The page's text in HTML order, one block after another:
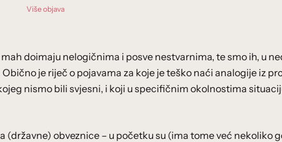
Više objava
doimaju nelogičnima i posve nestvarnima, te smo ih, u
je riječ o pojavama za koje je teško naći analogije iz
nismo bili svjesni, i koji u specifičnim okolnostima
obveznice – u početku su (ima tome već nekoliko